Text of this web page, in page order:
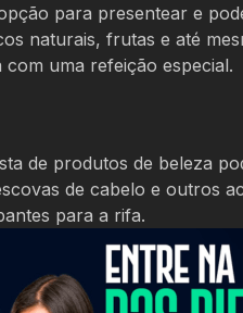
para presentear e
naturais, frutas e até
uma refeição especial.
de produtos de beleza
de cabelo e outros
para a rifa.